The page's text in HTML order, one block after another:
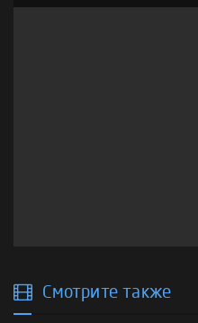
Смотрите также